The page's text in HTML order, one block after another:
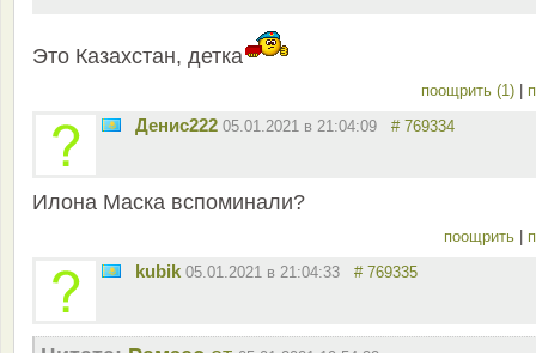
Это Казахстан, детка
поощрить (1) |
Денис222 05.01.2021 в 21:04:09 # 769334
Илона Маска вспоминали?
поощрить |
kubik 05.01.2021 в 21:04:33 # 769335